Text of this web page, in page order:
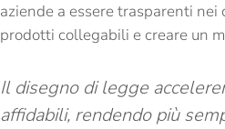
aziende a essere trasparenti
prodotti collegabili e creare un
Il disegno di legge
affidabili, rendendo più